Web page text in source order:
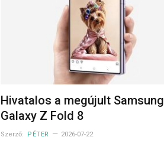
Hivatalos a megújult Samsung
Galaxy Z Fold 8
Szerző: PÉTER 2026-07-22